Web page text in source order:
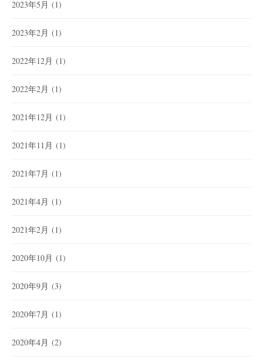
2023年5月 (1)
2023年2月 (1)
2022年12月 (1)
2022年2月 (1)
2021年12月 (1)
2021年11月 (1)
2021年7月 (1)
2021年4月 (1)
2021年2月 (1)
2020年10月 (1)
2020年9月 (3)
2020年7月 (1)
2020年4月 (2)